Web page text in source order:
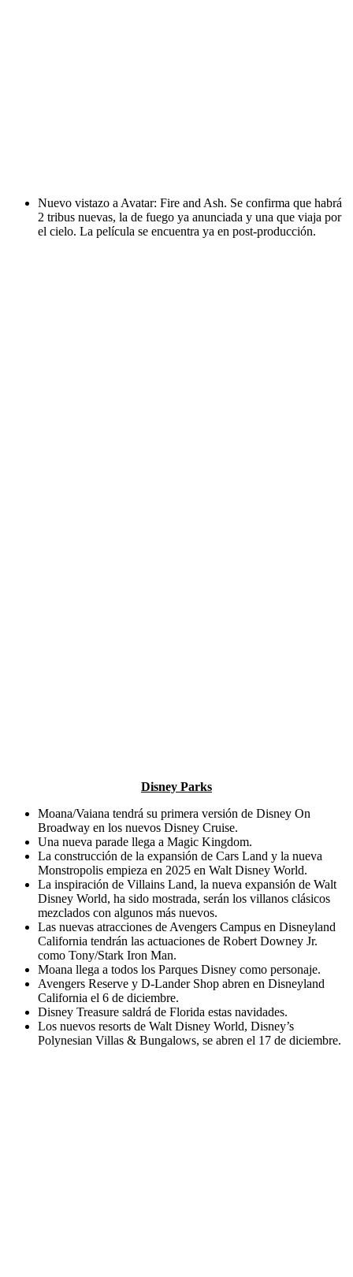
Nuevo vistazo a Avatar: Fire and Ash. Se confirma que habrá
2 tribus nuevas, la de fuego ya anunciada y una que viaja por
el cielo. La película se encuentra ya en post-producción.
Disney Parks
Moana/Vaiana tendrá su primera versión de Disney On
Broadway en los nuevos Disney Cruise.
Una nueva parade llega a Magic Kingdom.
La construcción de la expansión de Cars Land y la nueva
Monstropolis empieza en 2025 en Walt Disney World.
La inspiración de Villains Land, la nueva expansión de Walt
Disney World, ha sido mostrada, serán los villanos clásicos
mezclados con algunos más nuevos.
Las nuevas atracciones de Avengers Campus en Disneyland
California tendrán las actuaciones de Robert Downey Jr.
como Tony/Stark Iron Man.
Moana llega a todos los Parques Disney como personaje.
Avengers Reserve y D-Lander Shop abren en Disneyland
California el 6 de diciembre.
Disney Treasure saldrá de Florida estas navidades.
Los nuevos resorts de Walt Disney World, Disney’s
Polynesian Villas & Bungalows, se abren el 17 de diciembre.